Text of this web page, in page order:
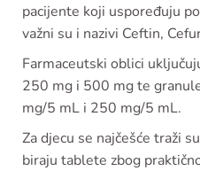
pacijente koji uspoređuju
važni su i nazivi Ceftin,
Farmaceutski oblici
250 mg i 500 mg te
mg/5 mL i 250 mg/5 mL.
Za djecu se najčešće traži
biraju tablete zbog